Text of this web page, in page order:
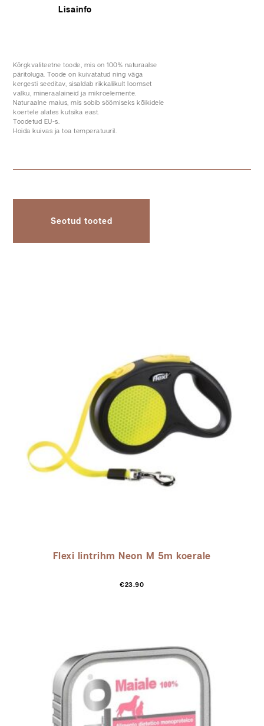
Lisainfo
Kõrgkvaliteetne toode, mis on 100% naturaalse
päritoluga. Toode on kuivatatud ning väga
kergesti seeditav, sisaldab rikkalikult loomset
valku, mineraalaineid ja mikroelemente.
Naturaalne maius, mis sobib söömiseks kõikidele
koertele alates kutsika east.
Toodetud EU-s.
Hoida kuivas ja toa temperatuuril.
Seotud tooted
Flexi lintrihm Neon M 5m koerale
€23.90